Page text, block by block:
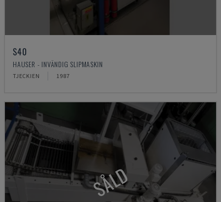
S40
HAUSER - INVÄNDIG SLIPMASKIN
TJECKIEN 1987
SÅLD